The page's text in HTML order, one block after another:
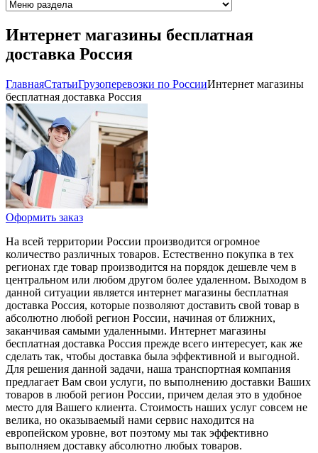
Интернет магазины бесплатная
доставка Россия
ГлавнаяCтатьиГрузоперевозки по РоссииИнтернет магазины
бесплатная доставка Россия
Оформить заказ
На всей территории России производится огромное
количество различных товаров. Естественно покупка в тех
регионах где товар производится на порядок дешевле чем в
центральном или любом другом более удаленном. Выходом в
данной ситуации является интернет магазины бесплатная
доставка Россия, которые позволяют доставить свой товар в
абсолютно любой регион России, начиная от ближних,
заканчивая самыми удаленными. Интернет магазины
бесплатная доставка Россия прежде всего интересует, как же
сделать так, чтобы доставка была эффективной и выгодной.
Для решения данной задачи, наша транспортная компания
предлагает Вам свои услуги, по выполнению доставки Ваших
товаров в любой регион России, причем делая это в удобное
место для Вашего клиента. Стоимость наших услуг совсем не
велика, но оказываемый нами сервис находится на
европейском уровне, вот поэтому мы так эффективно
выполняем доставку абсолютно любых товаров.